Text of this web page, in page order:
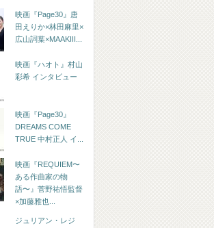
映画『Page30』唐
田えりか×林田麻里×
広山詞葉×MAAKIII...
映画『ハオト』村山
彩希 インタビュー
映画『Page30』
DREAMS COME
TRUE 中村正人 イ...
映画『REQUIEM〜
ある作曲家の物
語〜』菅野祐悟監督
×加藤雅也...
ジュリアン・レジ